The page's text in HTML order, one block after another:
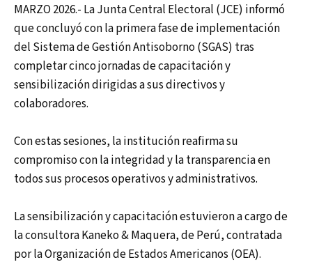
MARZO 2026.- La Junta Central Electoral (JCE) informó
que concluyó con la primera fase de implementación
del Sistema de Gestión Antisoborno (SGAS) tras
completar cinco jornadas de capacitación y
sensibilización dirigidas a sus directivos y
colaboradores.
Con estas sesiones, la institución reafirma su
compromiso con la integridad y la transparencia en
todos sus procesos operativos y administrativos.
La sensibilización y capacitación estuvieron a cargo de
la consultora Kaneko & Maquera, de Perú, contratada
por la Organización de Estados Americanos (OEA).